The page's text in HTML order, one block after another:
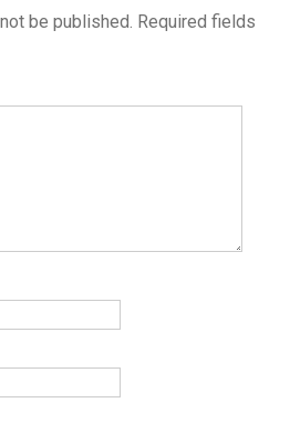
be published. Required fields